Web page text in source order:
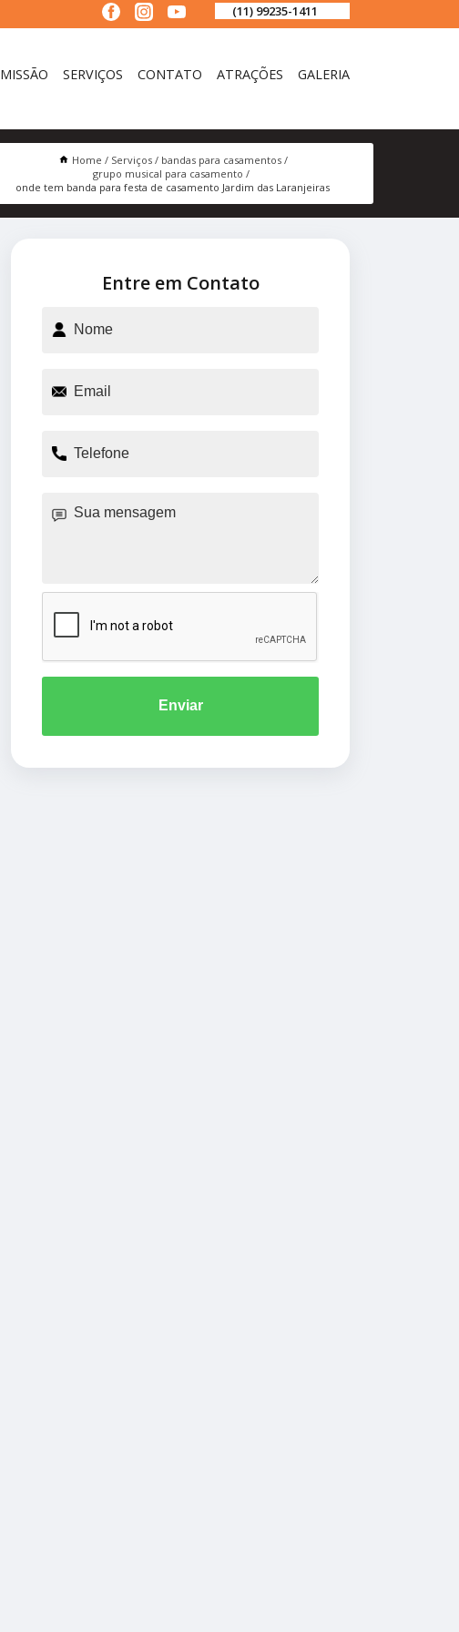
(11) 99235-1411
MISSÃO SERVIÇOS CONTATO ATRAÇÕES GALERIA
Home Serviços
bandas para casamentos
grupo musical para casamento
onde tem banda para festa de casamento Jardim das Laranjeiras
Entre em Contato
Enviar